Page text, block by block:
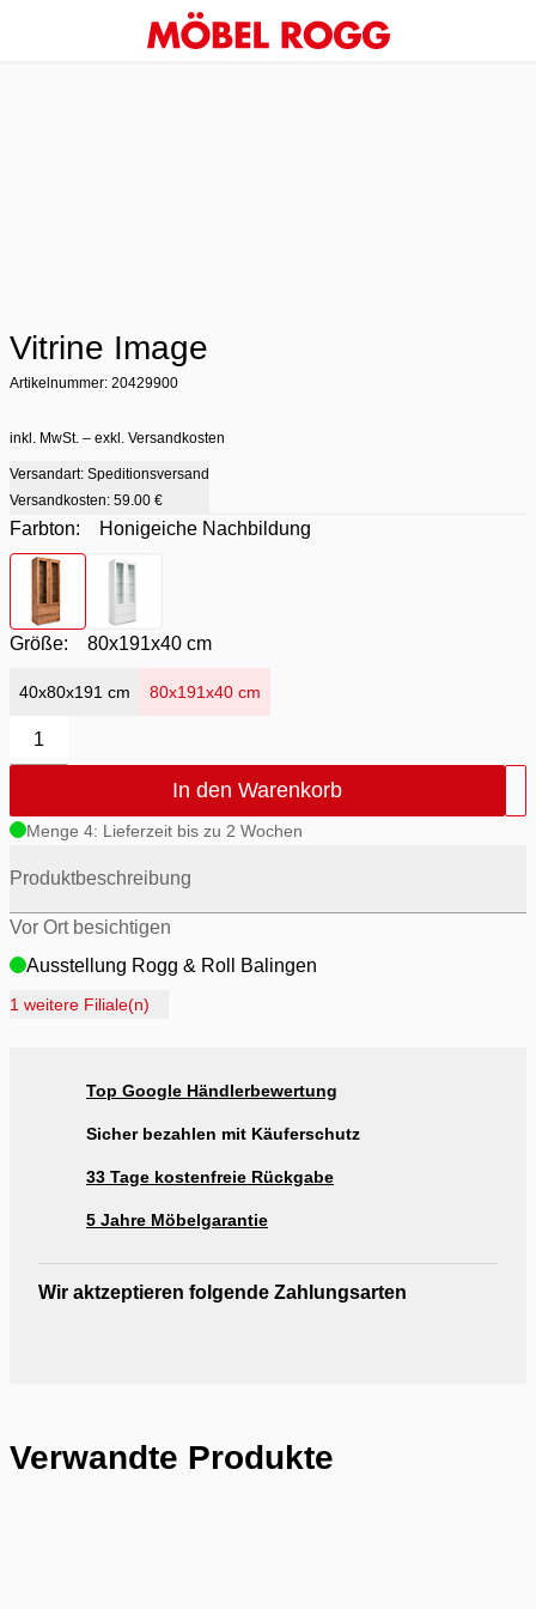
Vitrine Image
Artikelnummer: 20429900
inkl. MwSt. – exkl. Versandkosten
Versandart: Speditionsversand
Versandkosten: 59.00 €
Farbton:
Honigeiche Nachbildung
Farbton
- Honigeiche Nachbildung
Farbton
Größe: 80x191x40 cm
40x80x191 cm 80x191x40 cm
1
In den Warenkorb
Menge 4: Lieferzeit bis zu 2 Wochen
Produktbeschreibung
Vor Ort besichtigen
Ausstellung Rogg & Roll Balingen
Ausstellung Rogg Discount Balingen
Ausstellung Möbel Rogg Reutlingen
1 weitere Filiale(n)
Top Google Händlerbewertung
Sicher bezahlen mit Käuferschutz
33 Tage kostenfreie Rückgabe
5 Jahre Möbelgarantie
Wir aktzeptieren folgende Zahlungsarten
Verwandte Produkte